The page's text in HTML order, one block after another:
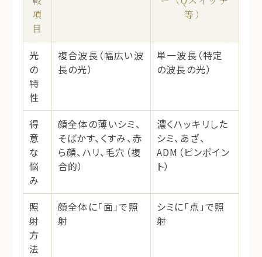
項
目
等）
光
の
特
性
複合波長 （幅広い波
長の光）
単一波長 （特定
の波長の光）
得
意
な
悩
み
顔全体の薄いシミ、
そばかす、くすみ、赤
ら顔、ハリ、毛穴 （複
合的）
濃くハッキリした
シミ、あざ、
ADM （ピンポイン
ト）
照
射
方
法
顔全体に「面 」で照
射
シミに「点 」で照
射